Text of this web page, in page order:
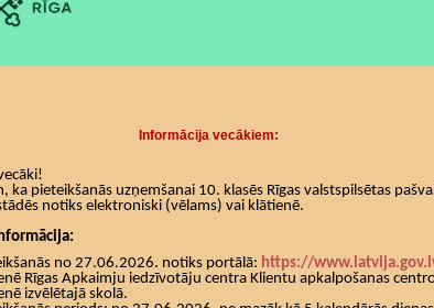
Informācija vecākiem:
ka pieteikšanās uzņemšanai 10. klasēs Rīgas valstspilsētas
notiks elektroniski (vēlams) vai klātienē.
no 27.06.2026. notiks portālā: https://
Rīgas Apkaimju iedzīvotāju centra Klientu apkalpošanas
izvēlētajā skolā.